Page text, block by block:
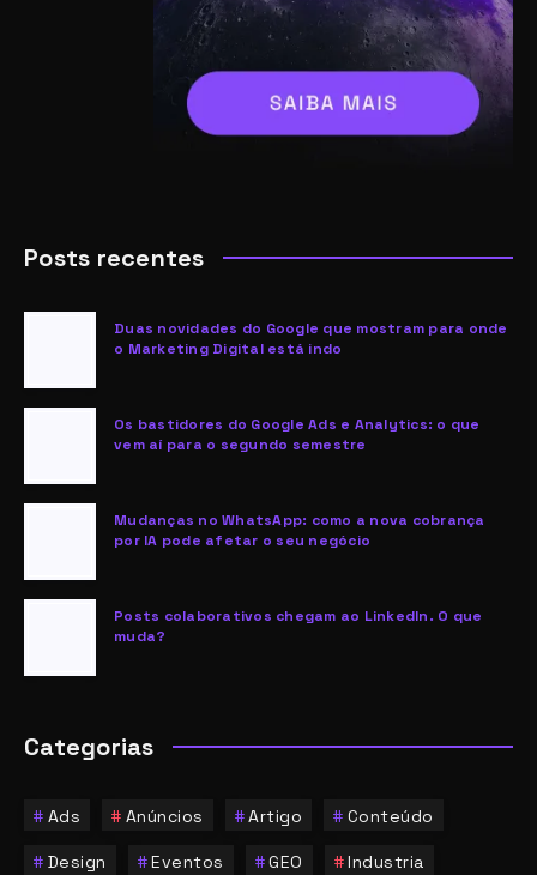
Posts recentes
Duas novidades do Google que mostram para onde
o Marketing Digital está indo
Os bastidores do Google Ads e Analytics: o que
vem aí para o segundo semestre
Mudanças no WhatsApp: como a nova cobrança
por IA pode afetar o seu negócio
Posts colaborativos chegam ao LinkedIn. O que
muda?
Categorias
Ads Anúncios Artigo Conteúdo
Design Eventos GEO Industria